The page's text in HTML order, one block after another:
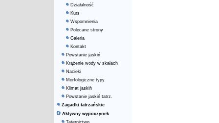
Działalność
Kurs
Wspomnienia
Polecane strony
Galeria
Kontakt
Powstanie jaskiń
Krążenie wody w skałach
Nacieki
Morfologiczne typy
Klimat jaskiń
Powstanie jaskiń tatrz.
Zagadki tatrzańskie
Aktywny wypoczynek
Taternictwo